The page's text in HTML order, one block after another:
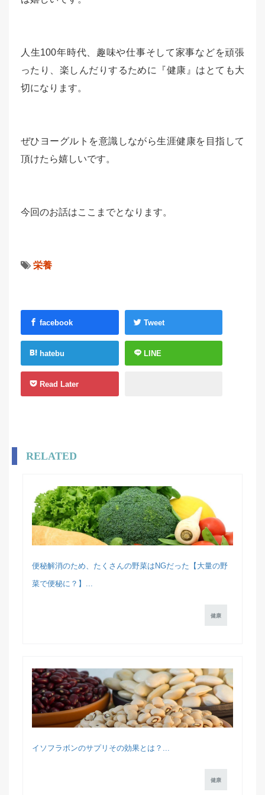
人生100年時代、趣味や仕事そして家事などを頑張
ったり、楽しんだりするために『健康』はとても大
切になります。
ぜひヨーグルトを意識しながら生涯健康を目指して
頂けたら嬉しいです。
今回のお話はここまでとなります。
栄養
facebook Tweet
hatebu LINE
Read Later
RELATED
便秘解消のため、たくさんの野菜はNGだった【大量の野
菜で便秘に？】...
健康
イソフラボンのサプリその効果とは？...
健康